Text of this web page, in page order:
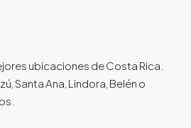
ubicaciones de Costa Rica.
Santa Ana, Lindora, Belén o